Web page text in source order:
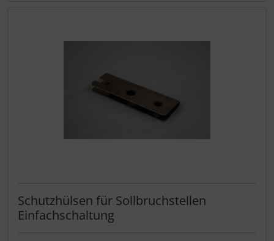
Schutzhülsen für Sollbruchstellen
Einfachschaltung